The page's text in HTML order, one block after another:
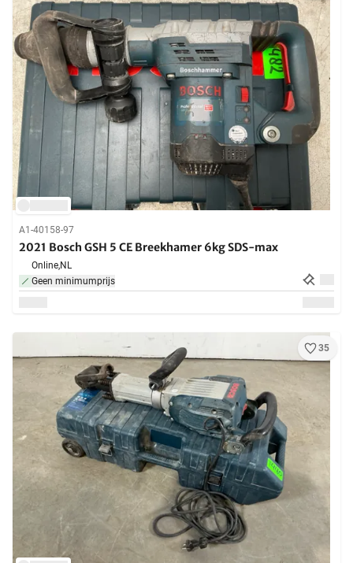
A1-40158-97
2021 Bosch GSH 5 CE Breekhamer 6kg SDS-max
Online,NL
Geen minimumprijs
35